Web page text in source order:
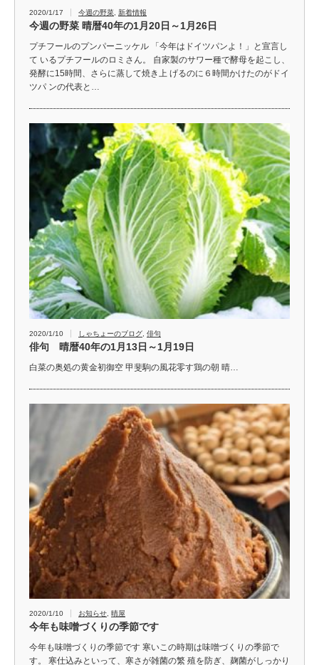
2020/1/17 今週の野菜 新着情報
今週の野菜 晴暦40年の1月20日～1月26日
プチフールのプンパーニッケル 「今年はドイツパンよ！」と宣言し
て いるプチフールのロミさん。 自家製のサワー種で酵母を起こし、
発酵に15時間、さらに蒸して焼き上 げるのに６時間かけたのがドイ
ツパ ンの代表と…
2020/1/10 しゃちょーのブログ 俳句
俳句 晴暦40年の1月13日～1月19日
白菜の奥処の黄金初御空 甲斐駒の風花零す鶏の朝 晴…
2020/1/10 お知らせ 晴屋
今年も味噌づくりの季節です
今年も味噌づくりの季節です 寒いこの時期は味噌づくりの季節で
す。 寒仕込みといって、寒さが雑菌の繁 殖を防ぎ、麹菌がしっかり